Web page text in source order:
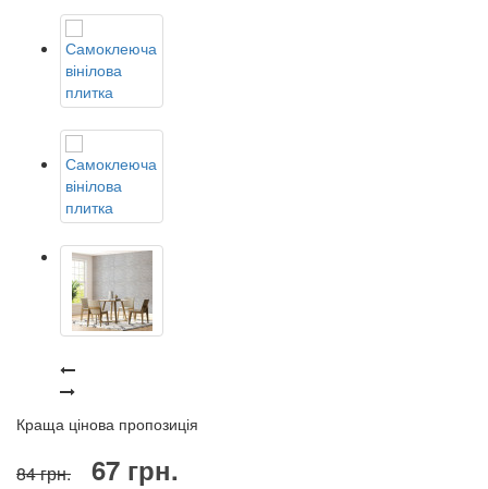
Краща цінова пропозиція
84 грн. 67 грн.